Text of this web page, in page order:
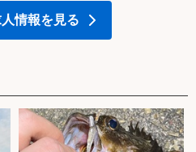
情報を見る